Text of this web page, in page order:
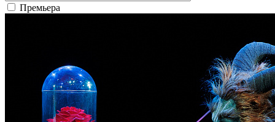
Премьера